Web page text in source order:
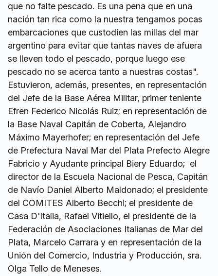
que no falte pescado. Es una pena que en una
nación tan rica como la nuestra tengamos pocas
embarcaciones que custodien las millas del mar
argentino para evitar que tantas naves de afuera
se lleven todo el pescado, porque luego ese
pescado no se acerca tanto a nuestras costas".
Estuvieron, además, presentes, en representación
del Jefe de la Base Aérea Militar, primer teniente
Efren Federico Nicolás Ruiz; en representación de
la Base Naval Capitán de Coberta, Alejandro
Máximo Mayerhofer; en representación del Jefe
de Prefectura Naval Mar del Plata Prefecto Alegre
Fabricio y Ayudante principal Biery Eduardo; el
director de la Escuela Nacional de Pesca, Capitán
de Navío Daniel Alberto Maldonado; el presidente
del COMITES Alberto Becchi; el presidente de
Casa D'Italia, Rafael Vitiello, el presidente de la
Federación de Asociaciones Italianas de Mar del
Plata, Marcelo Carrara y en representación de la
Unión del Comercio, Industria y Producción, sra.
Olga Tello de Meneses.